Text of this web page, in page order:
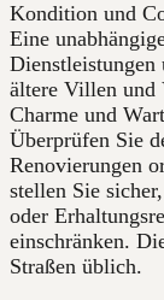
Kondition und
Eine
ältere Villen und
Charme und
Überprüfen Sie
Renovierungen
stellen Sie
oder
einschränken.
Straßen üblich.